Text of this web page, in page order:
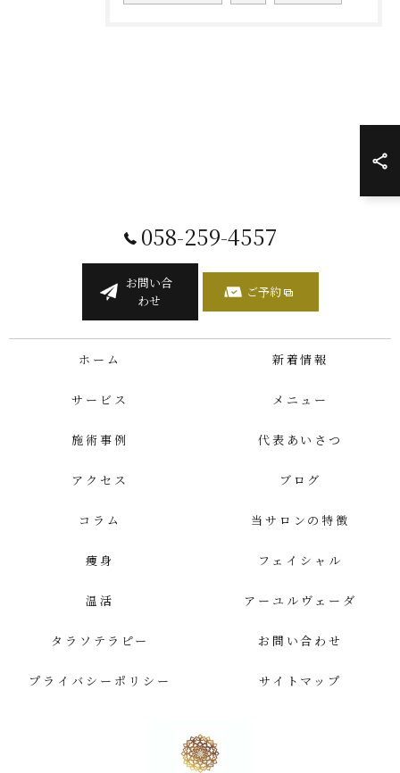
058-259-4557
お問い合
わせ
ご予約
ホーム 新着情報
サービス メニュー
施術事例 代表あいさつ
アクセス ブログ
コラム 当サロンの特徴
痩身 フェイシャル
温活 アーユルヴェーダ
タラソテラピー お問い合わせ
プライバシーポリシー サイトマップ